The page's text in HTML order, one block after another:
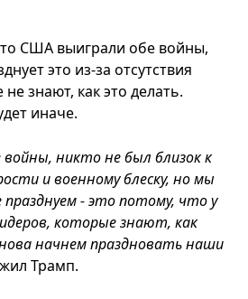
США выиграли обе войны,
это из-за отсутствия
знают, как это делать.
иначе.
никто не был близок к
и военному блеску, но мы
празднуем - это потому, что у
которые знают, как
начнем праздновать наши
Трамп.